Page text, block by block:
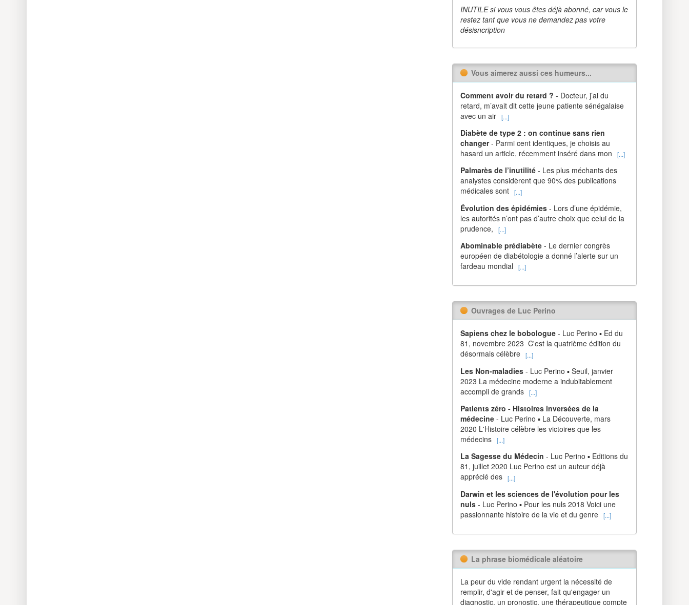
INUTILE si vous vous êtes déjà abonné, car vous le
restez tant que vous ne demandez pas votre
désisncription
Vous aimerez aussi ces humeurs...
Comment avoir du retard ? - Docteur, j’ai du
retard, m’avait dit cette jeune patiente sénégalaise
avec un air [...]
Diabète de type 2 : on continue sans rien
changer- Parmi cent identiques, je choisis au
hasard un article, récemment inséré dans mon
[...]
Palmarès de l’inutilité - Les plus méchants des
analystes considèrent que 90% des publications
médicales sont [...]
Évolution des épidémies - Lors d’une épidémie,
les autorités n’ont pas d’autre choix que celui de la
prudence,
[...]
Abominable prédiabète - Le dernier congrès
européen de diabétologie a donné l’alerte sur un
fardeau mondial
[...]
Ouvrages de Luc Perino
Sapiens chez le bobologue - Luc Perino ▪ Ed du
81, novembre 2023 C'est la quatrième édition du
désormais célèbre [...]
Les Non-maladies - Luc Perino ▪ Seuil, janvier
2023 La médecine moderne a indubitablement
accompli de grands [...]
Patients zéro - Histoires inversées de la
médecine - Luc Perino ▪ La Découverte, mars
2020 L'Histoire célèbre les victoires que les
médecins [...]
La Sagesse du Médecin - Luc Perino ▪ Editions du
81, juillet 2020 Luc Perino est un auteur déjà
apprécié des [...]
Darwin et les sciences de l'évolution pour les
nuls - Luc Perino ▪ Pour les nuls 2018 Voici une
passionnante histoire de la vie et du genre [...]
La phrase biomédicale aléatoire
La peur du vide rendant urgent la nécessité de
remplir, d'agir et de penser, fait qu'engager un
diagnostic, un pronostic, une thérapeutique compte